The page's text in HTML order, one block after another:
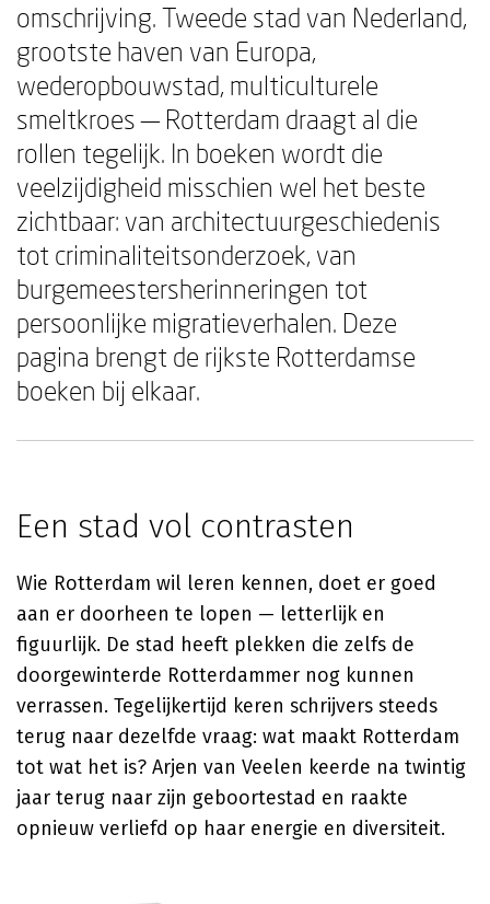
omschrijving. Tweede stad van Nederland,
grootste haven van Europa,
wederopbouwstad, multiculturele
smeltkroes — Rotterdam draagt al die
rollen tegelijk. In boeken wordt die
veelzijdigheid misschien wel het beste
zichtbaar: van architectuurgeschiedenis
tot criminaliteitsonderzoek, van
burgemeestersherinneringen tot
persoonlijke migratieverhalen. Deze
pagina brengt de rijkste Rotterdamse
boeken bij elkaar.
Een stad vol contrasten
Wie Rotterdam wil leren kennen, doet er goed
aan er doorheen te lopen — letterlijk en
figuurlijk. De stad heeft plekken die zelfs de
doorgewinterde Rotterdammer nog kunnen
verrassen. Tegelijkertijd keren schrijvers steeds
terug naar dezelfde vraag: wat maakt Rotterdam
tot wat het is? Arjen van Veelen keerde na twintig
jaar terug naar zijn geboortestad en raakte
opnieuw verliefd op haar energie en diversiteit.